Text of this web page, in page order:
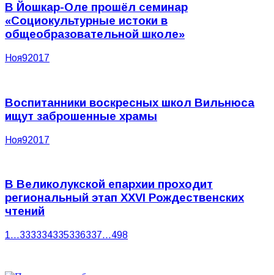
В Йошкар-Оле прошёл семинар
«Социокультурные истоки в
общеобразовательной школе»
Ноя92017
Воспитанники воскресных школ Вильнюса
ищут заброшенные храмы
Ноя92017
В Великолукской епархии проходит
региональный этап XXVI Рождественских
чтений
1…333334335336337…498